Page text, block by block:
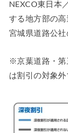
NEXCO東日本
する地方部の
宮城県道路公
※京葉道路・第
は割引の対象外